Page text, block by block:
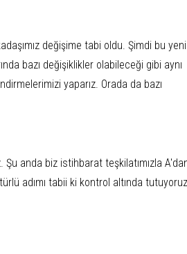
değişime tabi oldu. Şimdi bu yeni
bazı değişiklikler olabileceği gibi aynı
yaparız. Orada da bazı
Şu anda biz istihbarat teşkilatımızla
adımı tabii ki kontrol altında